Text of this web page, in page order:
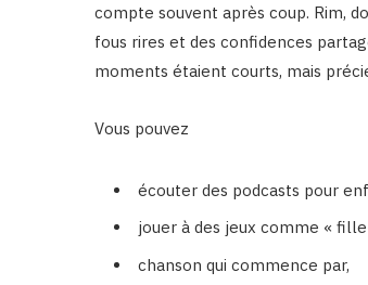
compte souvent après coup. Rim,
fous rires et des confidences
moments étaient courts, mais
Vous pouvez
écouter des podcasts pour
jouer à des jeux comme «
chanson qui commence par,